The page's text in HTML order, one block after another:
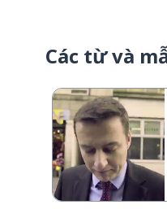
Các từ và